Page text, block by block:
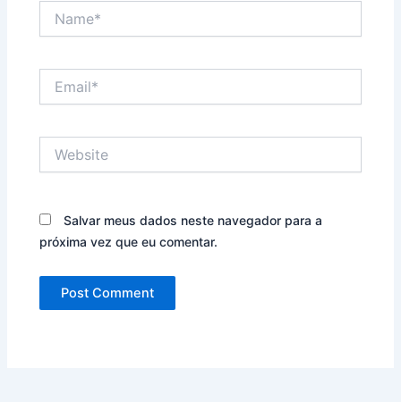
Salvar meus dados neste navegador para a
próxima vez que eu comentar.